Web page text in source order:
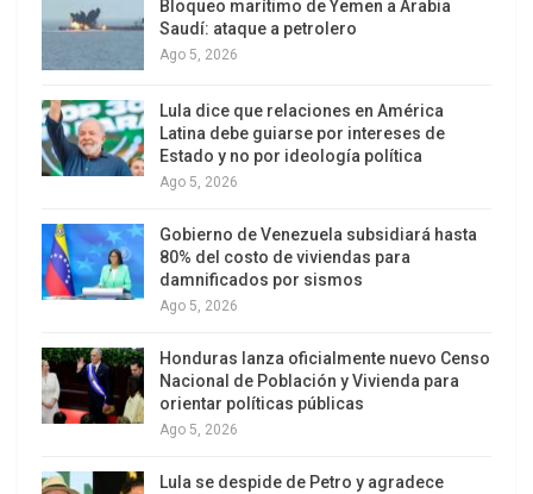
Bloqueo marítimo de Yemen a Arabia
Saudí: ataque a petrolero
Ago 5, 2026
Lula dice que relaciones en América
Latina debe guiarse por intereses de
Estado y no por ideología política
Ago 5, 2026
Gobierno de Venezuela subsidiará hasta
80% del costo de viviendas para
damnificados por sismos
Ago 5, 2026
Honduras lanza oficialmente nuevo Censo
Nacional de Población y Vivienda para
orientar políticas públicas
Ago 5, 2026
Lula se despide de Petro y agradece